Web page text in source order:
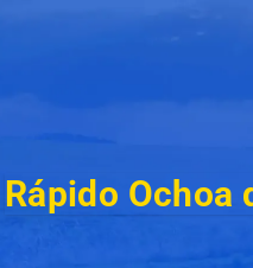
Rápido Ochoa